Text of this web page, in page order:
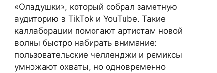
«Оладушки», который собрал заметную
аудиторию в TikTok и YouTube. Такие
каллаборации помогают артистам новой
волны быстро набирать внимание:
пользовательские челленджи и ремиксы
умножают охваты, но одновременно